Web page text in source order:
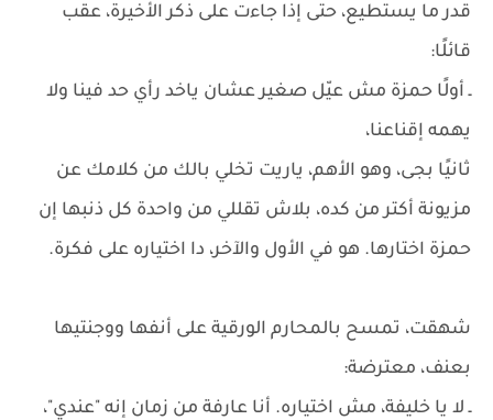
قدر ما يستطيع، حتى إذا جاءت على ذكر الأخيرة، عقب
قائلًا:
ـ أولًا حمزة مش عيّل صغير عشان ياخد رأي حد فينا ولا
يهمه إقناعنا،
ثانيًا بجى، وهو الأهم، ياريت تخلي بالك من كلامك عن
مزيونة أكتر من كده، بلاش تقللي من واحدة كل ذنبها إن
حمزة اختارها. هو في الأول والآخر، دا اختياره على فكرة.
شهقت، تمسح بالمحارم الورقية على أنفها ووجنتيها
بعنف، معترضة:
ـ لا يا خليفة، مش اختياره. أنا عارفة من زمان إنه "عندي"،